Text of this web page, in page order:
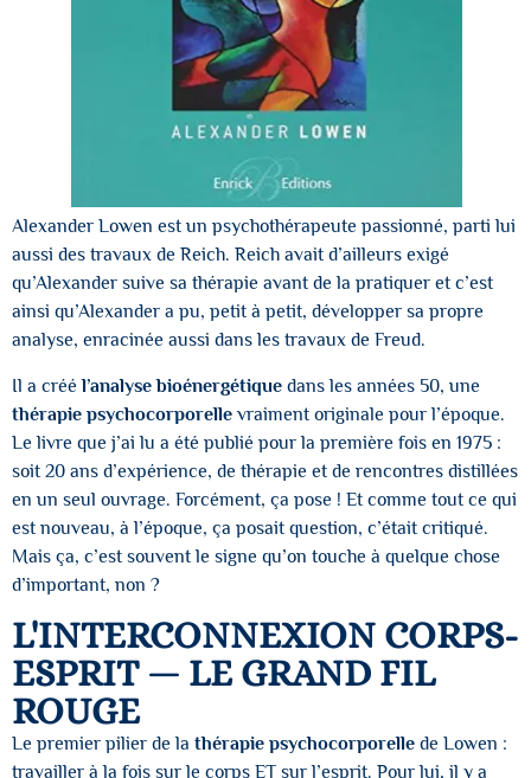
Alexander Lowen est un psychothérapeute passionné, parti lui
aussi des travaux de Reich. Reich avait d’ailleurs exigé
qu’Alexander suive sa thérapie avant de la pratiquer et c’est
ainsi qu’Alexander a pu, petit à petit, développer sa propre
analyse, enracinée aussi dans les travaux de Freud.
Il a créél’analyse bioénergétique dans les années 50, une
thérapie psychocorporelle vraiment originale pour l’époque.
Le livre que j’ai lu a été publié pour la première fois en 1975 :
soit 20 ans d’expérience, de thérapie et de rencontres distillées
en un seul ouvrage. Forcément, ça pose ! Et comme tout ce qui
est nouveau, à l’époque, ça posait question, c’était critiqué.
Mais ça, c’est souvent le signe qu’on touche à quelque chose
d’important, non ?
L'INTERCONNEXION CORPS-
ESPRIT — LE GRAND FIL
ROUGE
Le premier pilier de la thérapie psychocorporelle de Lowen :
travailler à la fois sur le corps ET sur l’esprit. Pour lui, il y a